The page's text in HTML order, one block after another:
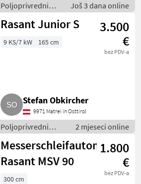
Poljoprivredni
motorni strojevi /
Motokultivatori i
Još 3 dana online
Rasant Junior S
3.500
€
bez PDV-a
9 KS/7 kW 165 cm
Stefan Obkircher
9971 Matrei in Osttirol
Poljoprivredni
motorni strojevi /
Motokultivatori i
motorne freze
2 mjeseci online
Messerschleifautomat
Rasant MSV 90
1.800
€
bez PDV-a
300 cm